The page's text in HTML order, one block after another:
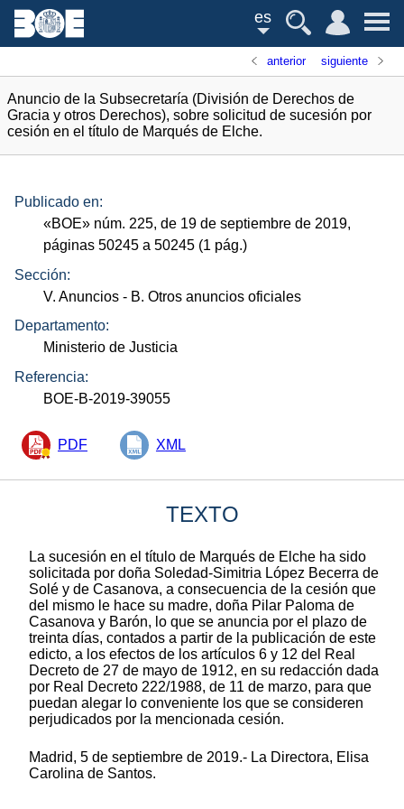
es
anterior siguiente
Anuncio de la Subsecretaría (División de Derechos de
Gracia y otros Derechos), sobre solicitud de sucesión por
cesión en el título de Marqués de Elche.
Publicado en:
«BOE» núm. 225, de 19 de septiembre de 2019,
páginas 50245 a 50245 (1 pág.)
Sección:
V. Anuncios - B. Otros anuncios oficiales
Departamento:
Ministerio de Justicia
Referencia:
BOE-B-2019-39055
PDF XML
TEXTO
La sucesión en el título de Marqués de Elche ha sido
solicitada por doña Soledad-Simitria López Becerra de
Solé y de Casanova, a consecuencia de la cesión que
del mismo le hace su madre, doña Pilar Paloma de
Casanova y Barón, lo que se anuncia por el plazo de
treinta días, contados a partir de la publicación de este
edicto, a los efectos de los artículos 6 y 12 del Real
Decreto de 27 de mayo de 1912, en su redacción dada
por Real Decreto 222/1988, de 11 de marzo, para que
puedan alegar lo conveniente los que se consideren
perjudicados por la mencionada cesión.
Madrid, 5 de septiembre de 2019.- La Directora, Elisa
Carolina de Santos.